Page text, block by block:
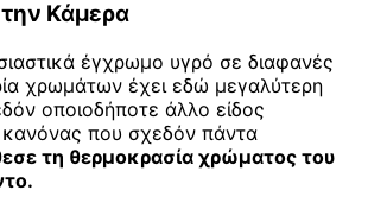
Κάμερα
έγχρωμο υγρό σε διαφανές
χρωμάτων έχει εδώ μεγαλύτερη
οποιοδήποτε άλλο είδος
που σχεδόν πάντα
τη θερμοκρασία χρώματος του